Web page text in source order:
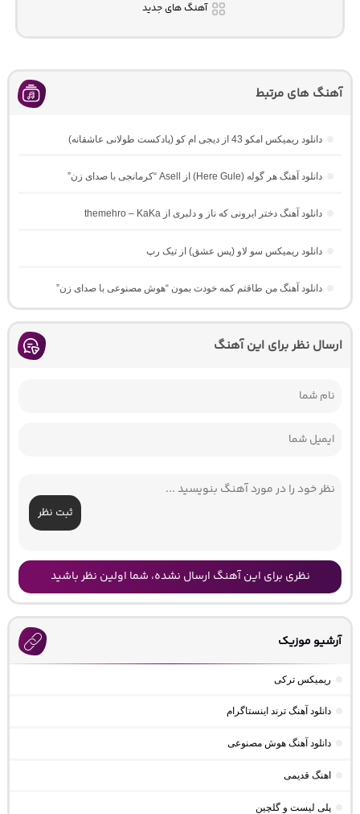
آهنگ های جدید
آهنگ های مرتبط
دانلود ریمیکس امکو 43 از دیجی ام کو (پادکست طولانی عاشقانه)
دانلود آهنگ هر گوله (Here Gule) از Asell “کرمانجی با صدای زن”
دانلود آهنگ دختر ایرونی که ناز و دلبری از themehro – KaKa
دانلود ریمیکس سو لاو (پس عشق) از تیک رپ
دانلود آهنگ من طاقتم کمه خودت بمون “هوش مصنوعی با صدای زن”
ارسال نظر برای این آهنگ
ثبت نظر
نظری برای این آهنگ ارسال نشده، شما اولین نظر باشید
آرشیو موزیک
ریمیکس ترکی
دانلود آهنگ ترند اینستاگرام
دانلود آهنگ هوش مصنوعی
اهنگ قدیمی
پلی لیست و گلچین